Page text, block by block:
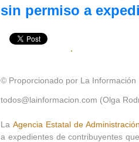
sin permiso a
© Proporcionado por La Información
todos@lainformacion.com (Olga
La Agencia Estatal de
a expedientes de contribuyentes